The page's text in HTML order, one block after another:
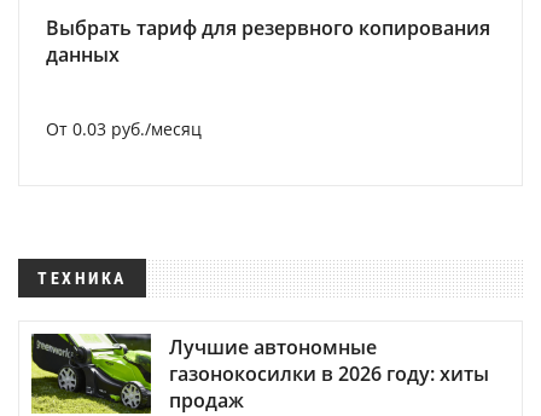
Выбрать тариф для резервного копирования
данных
От 0.03 руб./месяц
ТЕХНИКА
Лучшие автономные
газонокосилки в 2026 году: хиты
продаж